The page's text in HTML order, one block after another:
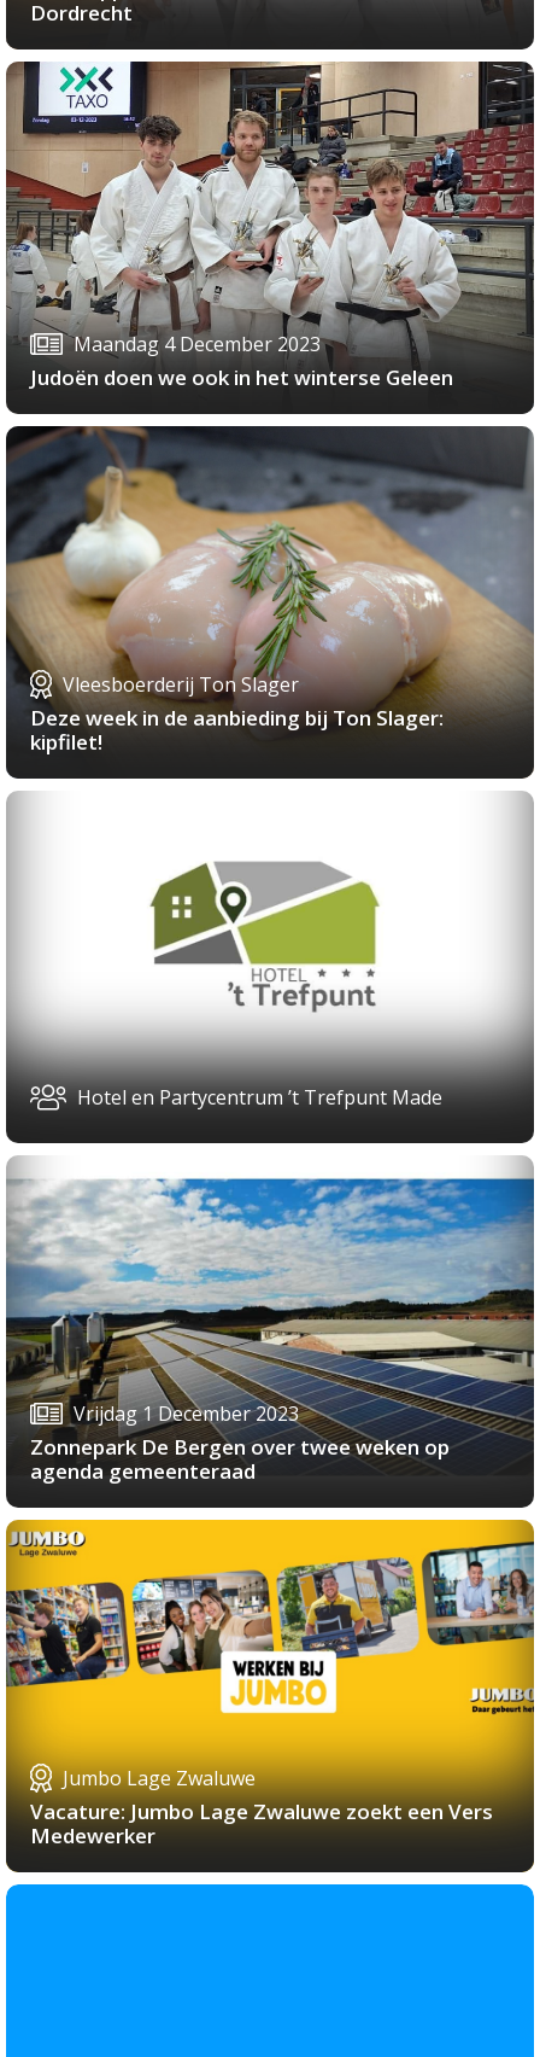
Dordrecht
Maandag 4 December 2023
Judoën doen we ook in het winterse Geleen
Vleesboerderij Ton Slager
Deze week in de aanbieding bij Ton Slager:
kipfilet!
Hotel en Partycentrum ’t Trefpunt Made
Vrijdag 1 December 2023
Zonnepark De Bergen over twee weken op
agenda gemeenteraad
Jumbo Lage Zwaluwe
Vacature: Jumbo Lage Zwaluwe zoekt een Vers
Medewerker